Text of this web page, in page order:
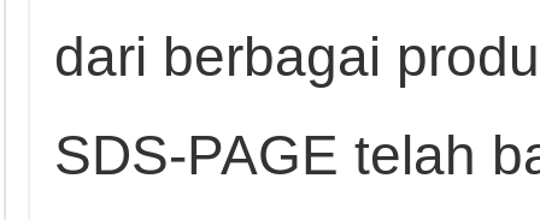
dari berbagai
SDS-PAGE telah